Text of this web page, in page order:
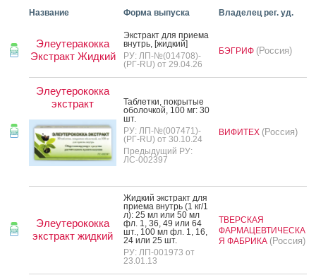
Название Форма выпуска Владелец рег. уд.
Элеутеракокка
Экстракт Жидкий
Экс­тракт для при­ема
внутрь, [жид­кий]
РУ: ЛП-№(014708)-
(РГ-RU) от 29.04.26
БЭГРИФ (Россия)
Элеутерококка
экстракт
Таб­летки, пок­ры­тые
обо­лоч­кой, 100 мг: 30
шт.
РУ: ЛП-№(007471)-
(РГ-RU) от 30.10.24
Предыдущий РУ:
ЛС-002397
ВИФИТЕХ (Россия)
Элеутерококка
экстракт жидкий
Жид­кий экс­тракт для
при­ема внутрь (1 кг/1
л): 25 мл или 50 мл
фл. 1, 36, 49 или 64
шт., 100 мл фл. 1, 16,
24 или 25 шт.
РУ: ЛП-001973 от
23.01.13
ТВЕРСКАЯ
ФАРМАЦЕВТИЧЕСКА
Я ФАБРИКА (Россия)